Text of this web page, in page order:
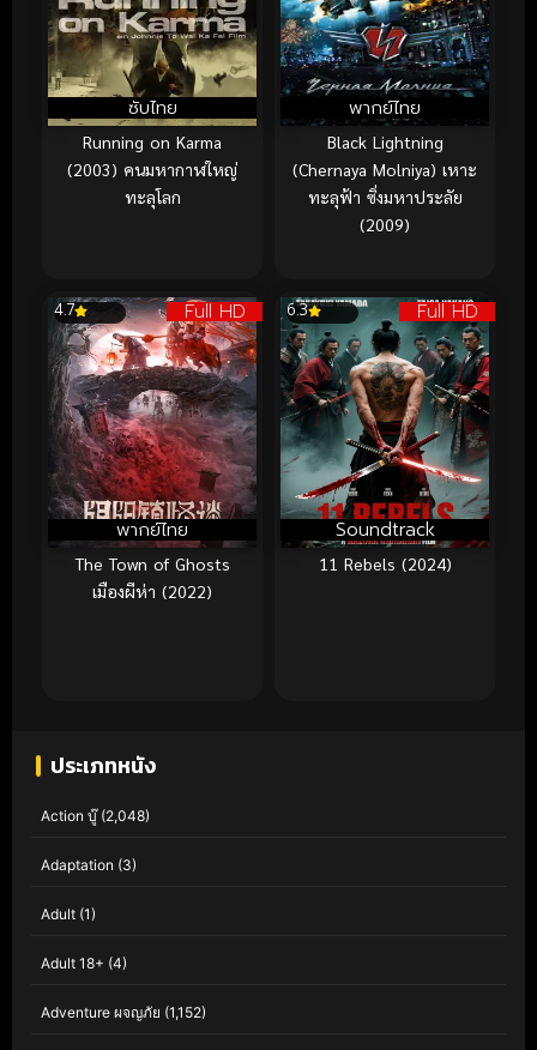
ซับไทย
Running on Karma
(2003) คนมหากาฬใหญ่
ทะลุโลก
พากย์ไทย
Black Lightning
(Chernaya Molniya) เหาะ
ทะลุฟ้า ซิ่งมหาประลัย
(2009)
Full HD
พากย์ไทย
4.7
The Town of Ghosts
เมืองผีห่า (2022)
Full HD
Soundtrack
6.3
11 Rebels (2024)
ประเภทหนัง
Action บู๊(2,048)
Adaptation (3)
Adult (1)
Adult 18+ (4)
Adventure ผจญภัย (1,152)